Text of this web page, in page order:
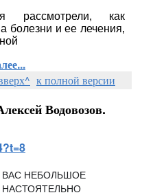
рассмотрели, как
болезни и ее лечения,
к полной версии
Водовозов.
НЕБОЛЬШОЕ
НАСТОЯТЕЛЬНО